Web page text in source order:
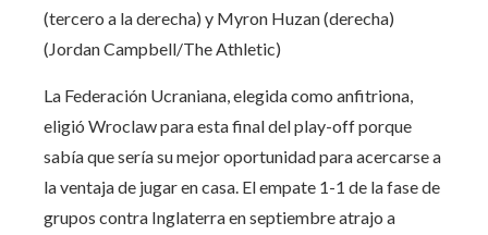
(tercero a la derecha) y Myron Huzan (derecha)
(Jordan Campbell/The Athletic)
La Federación Ucraniana, elegida como anfitriona,
eligió Wroclaw para esta final del play-off porque
sabía que sería su mejor oportunidad para acercarse a
la ventaja de jugar en casa. El empate 1-1 de la fase de
grupos contra Inglaterra en septiembre atrajo a